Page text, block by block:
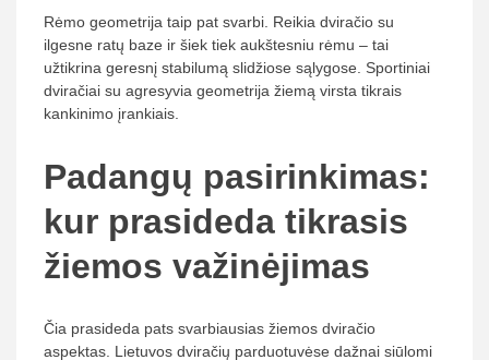
Rėmo geometrija taip pat svarbi. Reikia dviračio su
ilgesne ratų baze ir šiek tiek aukštesniu rėmu – tai
užtikrina geresnį stabilumą slidžiose sąlygose. Sportiniai
dviračiai su agresyvia geometrija žiemą virsta tikrais
kankinimo įrankiais.
Padangų pasirinkimas:
kur prasideda tikrasis
žiemos važinėjimas
Čia prasideda pats svarbiausias žiemos dviračio
aspektas. Lietuvos dviračių parduotuvėse dažnai siūlomi